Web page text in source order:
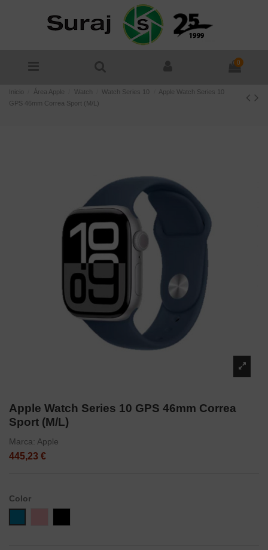
0
Inicio Área Apple Watch Watch Series 10
Apple Watch Series 10
GPS 46mm Correa Sport (M/L)
Apple Watch Series 10 GPS 46mm Correa
Sport (M/L)
Marca: Apple
445,23 €
Color